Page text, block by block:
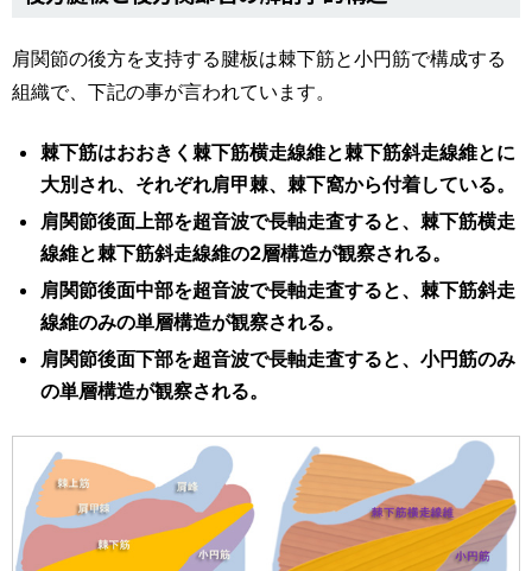
肩関節の後方を支持する腱板は棘下筋と小円筋で構成する
組織で、下記の事が言われています。
棘下筋はおおきく棘下筋横走線維と棘下筋斜走線維とに
大別され、それぞれ肩甲棘、棘下窩から付着している。
肩関節後面上部を超音波で長軸走査すると、棘下筋横走
線維と棘下筋斜走線維の2層構造が観察される。
肩関節後面中部を超音波で長軸走査すると、棘下筋斜走
線維のみの単層構造が観察される。
肩関節後面下部を超音波で長軸走査すると、小円筋のみ
の単層構造が観察される。